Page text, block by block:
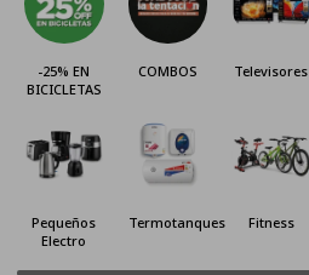
-25% EN
BICICLETAS
COMBOS Televisores
Pequeños
Electro
Termotanques Fitness